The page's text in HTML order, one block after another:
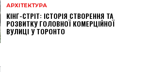
АРХІТЕКТУРА
КІНГ-СТРІТ: ІСТОРІЯ СТВОРЕННЯ ТА
РОЗВИТКУ ГОЛОВНОЇ КОМЕРЦІЙНОЇ
ВУЛИЦІ У ТОРОНТО